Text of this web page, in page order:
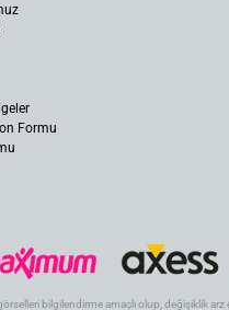
Formu
bilgilendirme amaçlı olup, değişiklik